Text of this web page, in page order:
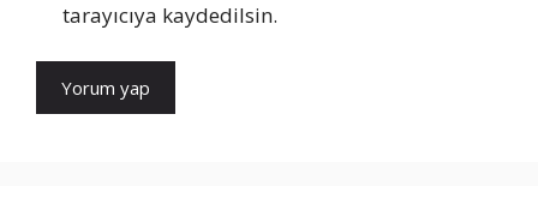
tarayıcıya kaydedilsin.